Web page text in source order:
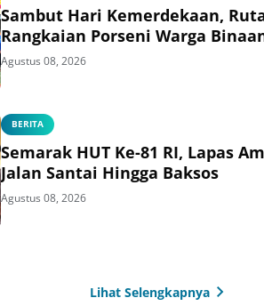
Sambut Hari Kemerdekaan,
Rangkaian Porseni Warga
Agustus 08, 2026
BERITA
Semarak HUT Ke-81 RI, Lapas
Jalan Santai Hingga Baksos
Agustus 08, 2026
Lihat Selengkapnya